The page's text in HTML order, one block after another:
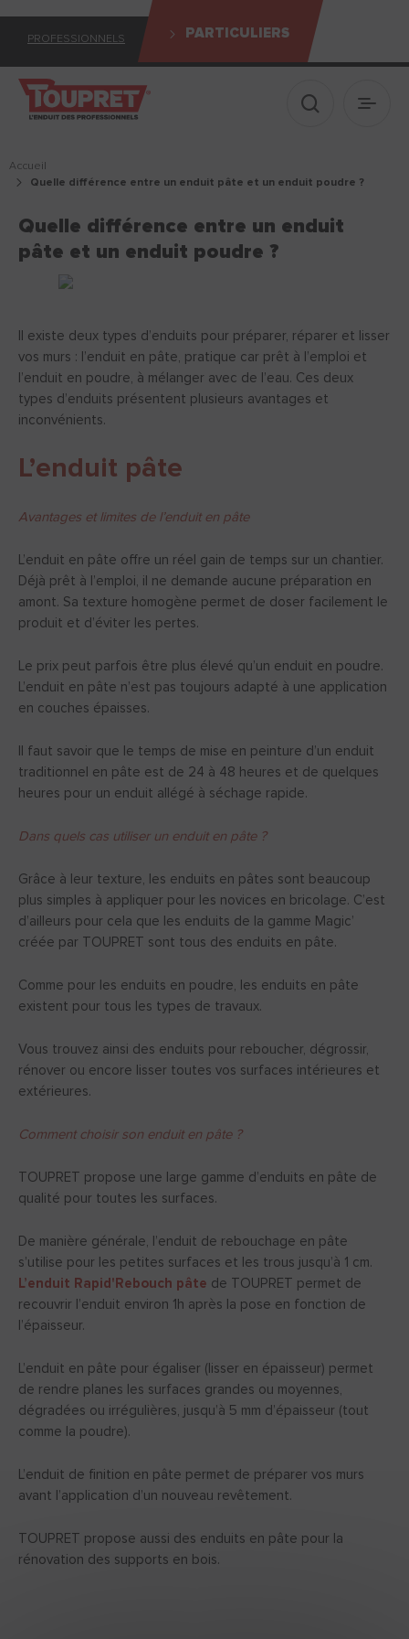
PROFESSIONNELS PARTICULIERS
Afficher le
Accueil
quelle différence entre un enduit pâte et un enduit poudre ?
Quelle différence entre un enduit
pâte et un enduit poudre ?
Il existe deux types d’enduits pour préparer, réparer et lisser
vos murs : l’enduit en pâte, pratique car prêt à l’emploi et
l’enduit en poudre, à mélanger avec de l’eau. Ces deux
types d’enduits présentent plusieurs avantages et
inconvénients.
L’enduit pâte
Avantages et limites de l’enduit en pâte
L’enduit en pâte offre un réel gain de temps sur un chantier.
Déjà prêt à l’emploi, il ne demande aucune préparation en
amont. Sa texture homogène permet de doser facilement le
produit et d’éviter les pertes.
Le prix peut parfois être plus élevé qu’un enduit en poudre.
L’enduit en pâte n’est pas toujours adapté à une application
en couches épaisses.
Il faut savoir que le temps de mise en peinture d’un enduit
traditionnel en pâte est de 24 à 48 heures et de quelques
heures pour un enduit allégé à séchage rapide.
Dans quels cas utiliser un enduit en pâte ?
Grâce à leur texture, les enduits en pâtes sont beaucoup
plus simples à appliquer pour les novices en bricolage. C’est
d’ailleurs pour cela que les enduits de la gamme Magic’
créée par TOUPRET sont tous des enduits en pâte.
Comme pour les enduits en poudre, les enduits en pâte
existent pour tous les types de travaux.
Vous trouvez ainsi des enduits pour reboucher, dégrossir,
rénover ou encore lisser toutes vos surfaces intérieures et
extérieures.
Comment choisir son enduit en pâte ?
TOUPRET propose une large gamme d’enduits en pâte de
qualité pour toutes les surfaces.
De manière générale, l’enduit de rebouchage en pâte
s’utilise pour les petites surfaces et les trous jusqu’à 1 cm.
L’enduit Rapid'Rebouch pâte de TOUPRET permet de
recouvrir l’enduit environ 1h après la pose en fonction de
l’épaisseur.
L’enduit en pâte pour égaliser (lisser en épaisseur) permet
de rendre planes les surfaces grandes ou moyennes,
dégradées ou irrégulières, jusqu’à 5 mm d’épaisseur (tout
comme la poudre).
L’enduit de finition en pâte permet de préparer vos murs
avant l’application d’un nouveau revêtement.
TOUPRET propose aussi des enduits en pâte pour la
rénovation des supports en bois.